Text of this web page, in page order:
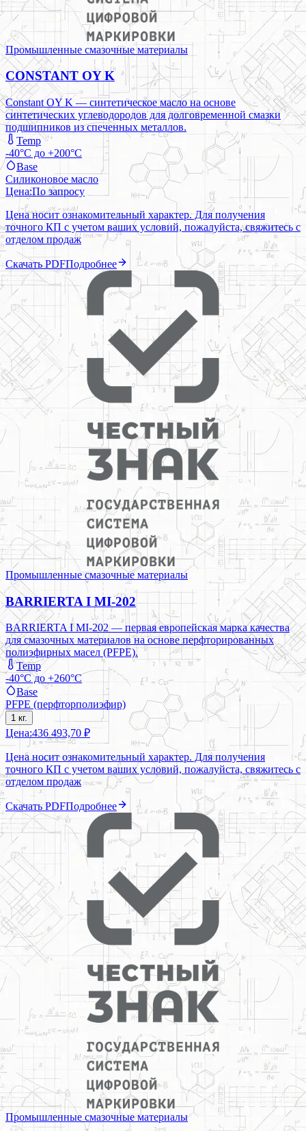
Промышленные смазочные материалы
CONSTANT OY K
Constant OY K — синтетическое масло на основе
синтетических углеводородов для долговременной смазки
подшипников из спеченных металлов.
Temp
-40°C до +200°C
Base
Силиконовое масло
Цена:По запросу
Цена носит ознакомительный характер. Для получения
точного КП с учетом ваших условий, пожалуйста, свяжитесь с
отделом продаж
Скачать PDFПодробнее
Промышленные смазочные материалы
BARRIERTA I MI-202
BARRIERTA I MI-202 — первая европейская марка качества
для смазочных материалов на основе перфторированных
полиэфирных масел (PFPE).
Temp
-40°C до +260°C
Base
PFPE (перфторполиэфир)
1 кг.
Цена:436 493,70 ₽
Цена носит ознакомительный характер. Для получения
точного КП с учетом ваших условий, пожалуйста, свяжитесь с
отделом продаж
Скачать PDFПодробнее
Промышленные смазочные материалы